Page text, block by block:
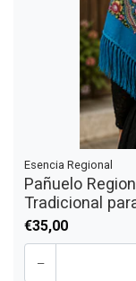
Esencia Regional
Pañuelo
Tradicional
€35,00
-